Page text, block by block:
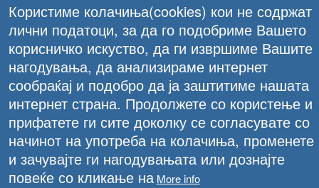
Користиме колачиња(cookies) кои не содржат
лични податоци, за да го подобриме Вашето
корисничко искуство, да ги извршиме Вашите
нагодувања, да анализираме интернет
сообраќај и подобро да ја заштитиме нашата
интернет страна. Продолжете со користење и
прифатете ги сите доколку се согласувате со
начинот на употреба на колачиња, променете
и зачувајте ги нагодувањата или дознајте
повеќе со кликање на More info